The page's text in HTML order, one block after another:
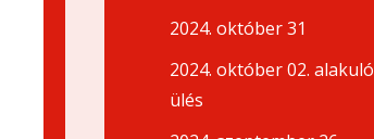
2024. október 31
2024. október 02. alakuló
ülés